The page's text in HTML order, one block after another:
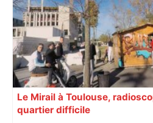
que son mari lui infligeait la
ladepeche.fr
Le Mirail à Toulouse,
quartier difficile